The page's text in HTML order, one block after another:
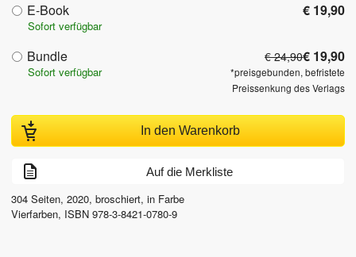
E-Book € 19,90
Sofort verfügbar
Bundle € 24,90€ 19,90
*preisgebunden, befristete
Preissenkung des Verlags
Sofort verfügbar
In den Warenkorb
Auf die Merkliste
304 Seiten, 2020, broschiert, in Farbe
Vierfarben, ISBN 978-3-8421-0780-9